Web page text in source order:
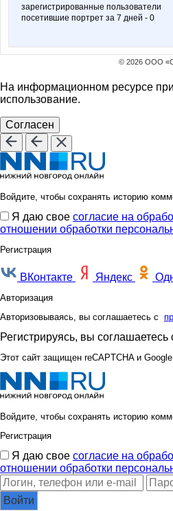
зарегистрированные пользователи
посетившие портрет за 7 дней - 0
© 2026 ООО
На информационном ресурсе
использование.
Согласен
Войдите, чтобы сохранять историю
Я даю свое согласие на
отношении обработки
Регистрация
ВКонтакте Яндекс
Авторизация
Авторизовываясь, вы соглашаетесь с
Регистрируясь, вы соглашаетесь
Этот сайт защищен reCAPTCHA и
Войдите, чтобы сохранять историю
Регистрация
Я даю свое согласие на
отношении обработки
Войти